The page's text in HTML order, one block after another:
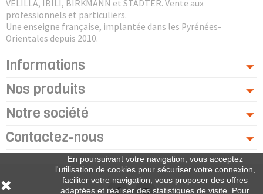
VELILLA, IBILI, BIRKMANN et STADTER. Vente aux
professionnels et particuliers.
Une enseigne française, implantée dans les Pyrénées-
Orientales depuis 2010.
Informations
Nos produits
Notre société
Contactez-nous
En poursuivant votre navigation, vous acceptez
l'utilisation de cookies pour sécuriser votre connexion,
faciliter votre navigation, vous proposer des offres
adaptées et réaliser des statistiques de visite. Pour